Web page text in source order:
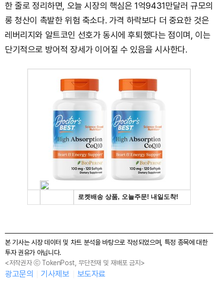
한 줄로 정리하면, 오늘 시장의 핵심은 1억9431만달러 규모의
롱 청산이 촉발한 위험 축소다. 가격 하락보다 더 중요한 것은
레버리지와 알트코인 선호가 동시에 후퇴했다는 점이며, 이는
단기적으로 방어적 장세가 이어질 수 있음을 시사한다.
본 기사는 시장 데이터 및 차트 분석을 바탕으로 작성되었으며, 특정 종목에 대한
투자 권유가 아닙니다.
<저작권자 ⓒ TokenPost, 무단전재 및 재배포 금지>
광고문의 기사제보 보도자료